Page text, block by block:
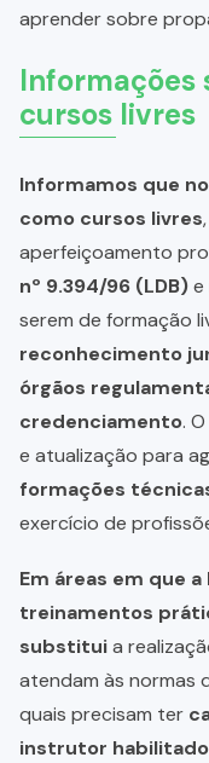
aprender sobre
Informações
cursos livres
Informamos que
como cursos livres
aperfeiçoamento
nº 9.394/96 (LDB)e
serem de formação
reconhecimento
órgãos
credenciamento.
e atualização para
formações
exercício de
Em áreas em que
treinamentos
substituia
atendam às normas
quais precisam ter
instrutor habilitado